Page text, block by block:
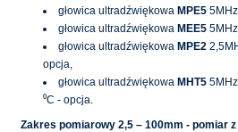
głowica ultradźwiękowa MPE5
głowica ultradźwiękowa MEE5
głowica ultradźwiękowa MPE2
opcja,
głowica ultradźwiękowa MHT5
⁰C - opcja.
Zakres pomiarowy 2,5 – 100mm - pomiar